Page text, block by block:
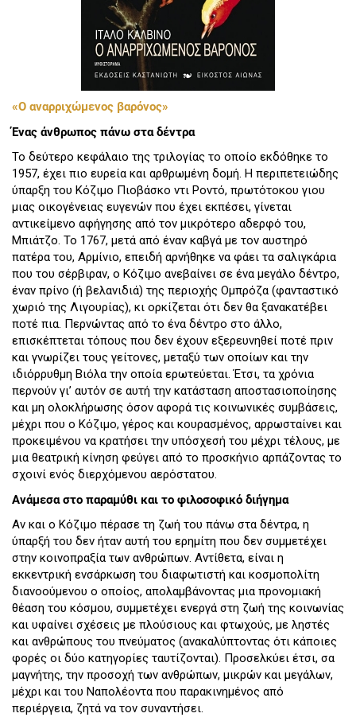
«Ο αναρριχώμενος βαρόνος»
Ένας άνθρωπος πάνω στα δέντρα
Το δεύτερο κεφάλαιο της τριλογίας το οποίο εκδόθηκε το
1957, έχει πιο ευρεία και αρθρωμένη δομή. Η περιπετειώδης
ύπαρξη του Κόζιμο Πιοβάσκο ντι Ροντό, πρωτότοκου γιου
μιας οικογένειας ευγενών που έχει εκπέσει, γίνεται
αντικείμενο αφήγησης από τον μικρότερο αδερφό του,
Μπιάτζο. Το 1767, μετά από έναν καβγά με τον αυστηρό
πατέρα του, Αρμίνιο, επειδή αρνήθηκε να φάει τα σαλιγκάρια
που του σέρβιραν, ο Κόζιμο ανεβαίνει σε ένα μεγάλο δέντρο,
έναν πρίνο (ή βελανιδιά) της περιοχής Ομπρόζα (φανταστικό
χωριό της Λιγουρίας), κι ορκίζεται ότι δεν θα ξανακατέβει
ποτέ πια. Περνώντας από το ένα δέντρο στο άλλο,
επισκέπτεται τόπους που δεν έχουν εξερευνηθεί ποτέ πριν
και γνωρίζει τους γείτονες, μεταξύ των οποίων και την
ιδιόρρυθμη Βιόλα την οποία ερωτεύεται. Έτσι, τα χρόνια
περνούν γι’ αυτόν σε αυτή την κατάσταση αποστασιοποίησης
και μη ολοκλήρωσης όσον αφορά τις κοινωνικές συμβάσεις,
μέχρι που ο Κόζιμο, γέρος και κουρασμένος, αρρωσταίνει και
προκειμένου να κρατήσει την υπόσχεσή του μέχρι τέλους, με
μια θεατρική κίνηση φεύγει από το προσκήνιο αρπάζοντας το
σχοινί ενός διερχόμενου αερόστατου.
Ανάμεσα στο παραμύθι και το φιλοσοφικό διήγημα
Αν και ο Κόζιμο πέρασε τη ζωή του πάνω στα δέντρα, η
ύπαρξή του δεν ήταν αυτή του ερημίτη που δεν συμμετέχει
στην κοινοπραξία των ανθρώπων. Αντίθετα, είναι η
εκκεντρική ενσάρκωση του διαφωτιστή και κοσμοπολίτη
διανοούμενου ο οποίος, απολαμβάνοντας μια προνομιακή
θέαση του κόσμου, συμμετέχει ενεργά στη ζωή της κοινωνίας
και υφαίνει σχέσεις με πλούσιους και φτωχούς, με ληστές
και ανθρώπους του πνεύματος (ανακαλύπτοντας ότι κάποιες
φορές οι δύο κατηγορίες ταυτίζονται). Προσελκύει έτσι, σα
μαγνήτης, την προσοχή των ανθρώπων, μικρών και μεγάλων,
μέχρι και του Ναπολέοντα που παρακινημένος από
περιέργεια, ζητά να τον συναντήσει.